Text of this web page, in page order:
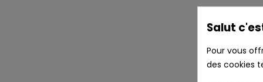
Salut
Pour vous
des cookies